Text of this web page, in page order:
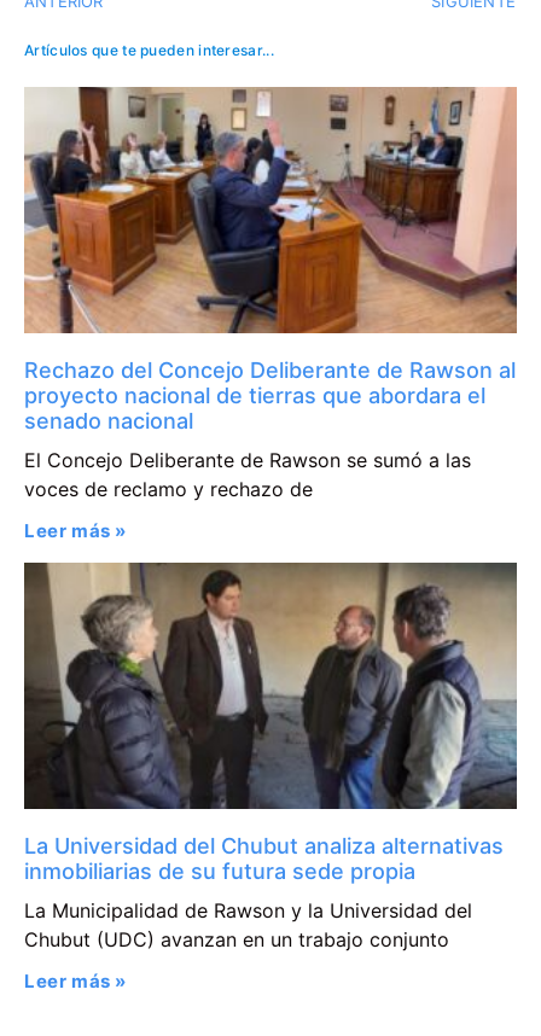
Artículos que te pueden interesar...
Rechazo del Concejo Deliberante de Rawson al
proyecto nacional de tierras que abordara el
senado nacional
El Concejo Deliberante de Rawson se sumó a las
voces de reclamo y rechazo de
Leer más »
La Universidad del Chubut analiza alternativas
inmobiliarias de su futura sede propia
La Municipalidad de Rawson y la Universidad del
Chubut (UDC) avanzan en un trabajo conjunto
Leer más »